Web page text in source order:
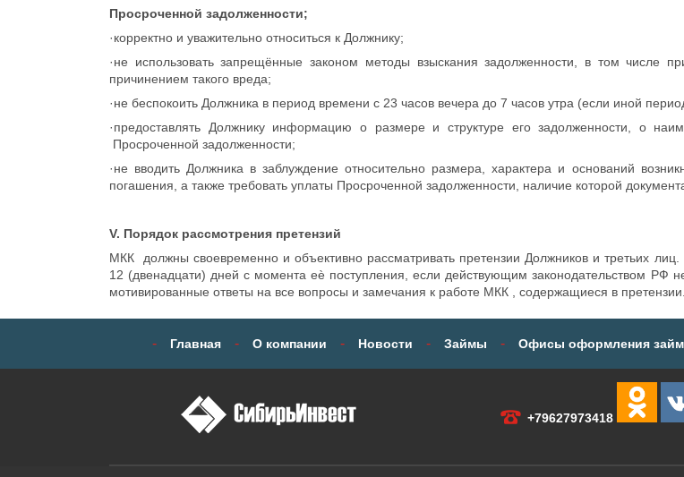
Просроченной задолженности;
·корректно и уважительно относиться к Должнику;
·не использовать запрещённые законом методы взыскания задолженности, в том
причинением такого вреда;
·не беспокоить Должника в период времени с 23 часов вечера до 7 часов утра (если иной
·предоставлять Должнику информацию о размере и структуре его задолженности, о
Просроченной задолженности;
·не вводить Должника в заблуждение относительно размера, характера и оснований
погашения, а также требовать уплаты Просроченной задолженности, наличие которой
V. Порядок рассмотрения претензий
МКК должны своевременно и объективно рассматривать претензии Должников и третьих
12 (двенадцати) дней с момента еѐ поступления, если действующим законодательством РФ
мотивированные ответы на все вопросы и замечания к работе МКК , содержащиеся в претензии.
- Главная - О компании - Новости - Займы - Офисы оформления
+79627973418